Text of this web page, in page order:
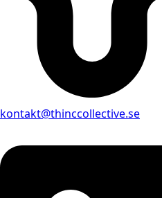
kontakt@thinccollective.se